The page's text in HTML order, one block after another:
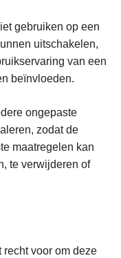
gebruiken op een
uitschakelen,
van een
beïnvloeden.
ongepaste
zodat de
maatregelen kan
te verwijderen of
voor om deze